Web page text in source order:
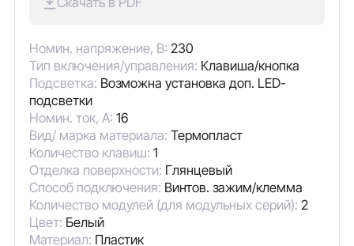
Номин. напряжение, В: 230
Тип включения/управления: Клавиша/кнопка
Подсветка: Возможна установка доп. LED-
подсветки
Номин. ток, А: 16
Вид/ марка материала: Термопласт
Количество клавиш: 1
Отделка поверхности: Глянцевый
Способ подключения: Винтов. зажим/клемма
Количество модулей (для модульных серий): 2
Цвет: Белый
Материал: Пластик